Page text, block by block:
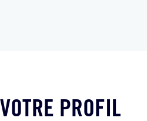
VOTRE PROFIL